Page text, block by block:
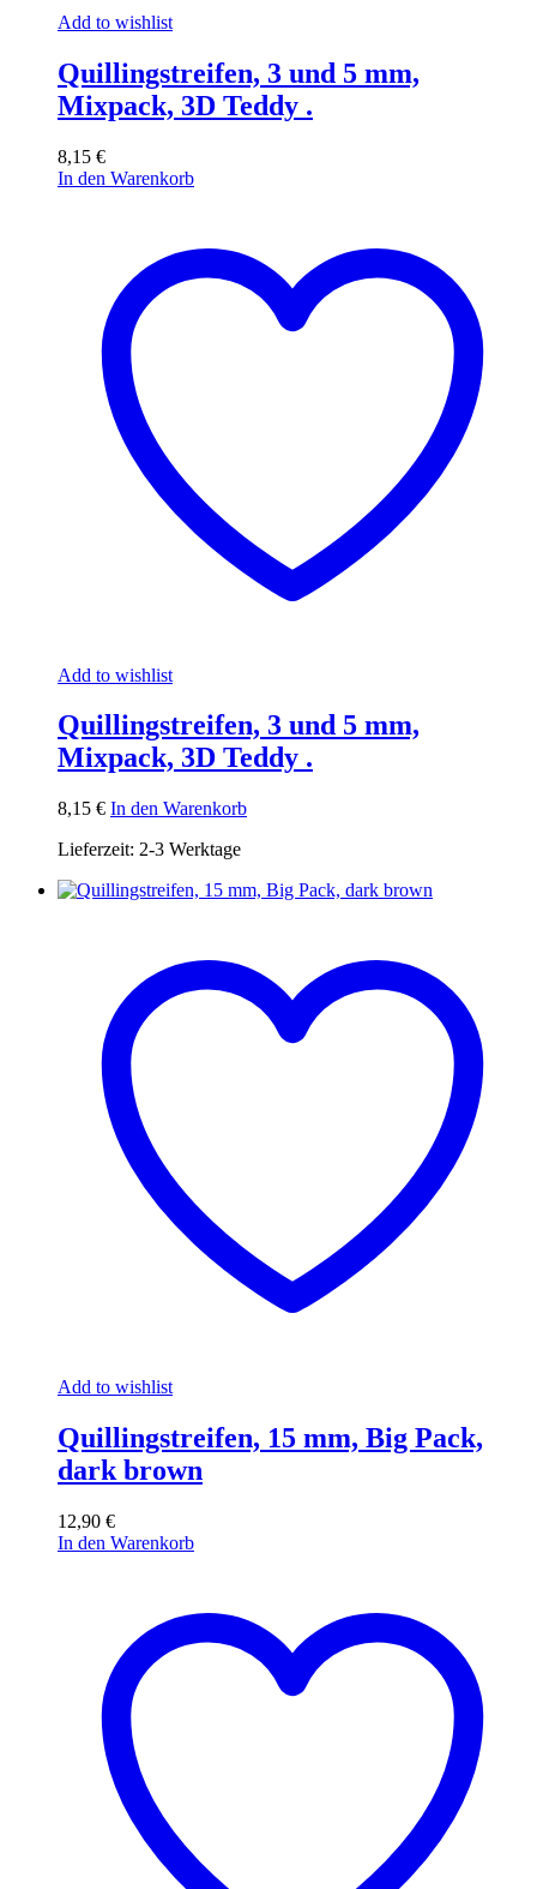
Add to wishlist
Quillingstreifen, 3 und 5 mm,
Mixpack, 3D Teddy .
8,15 €
In den Warenkorb
Add to wishlist
Quillingstreifen, 3 und 5 mm,
Mixpack, 3D Teddy .
8,15 € In den Warenkorb
Lieferzeit: 2-3 Werktage
Add to wishlist
Quillingstreifen, 15 mm, Big Pack,
dark brown
12,90 €
In den Warenkorb